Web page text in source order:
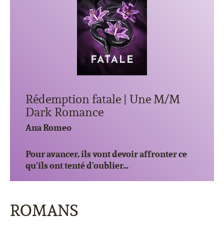
Rédemption fatale | Une M/M
Dark Romance
Ana Romeo
Pour avancer, ils vont devoir affronter ce
qu'ils ont tenté d'oublier…
ROMANS